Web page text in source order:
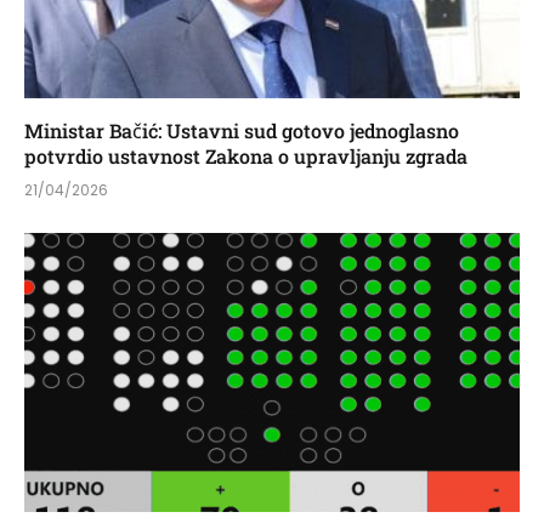
Ministar Bačić: Ustavni sud gotovo jednoglasno
potvrdio ustavnost Zakona o upravljanju zgrada
21/04/2026